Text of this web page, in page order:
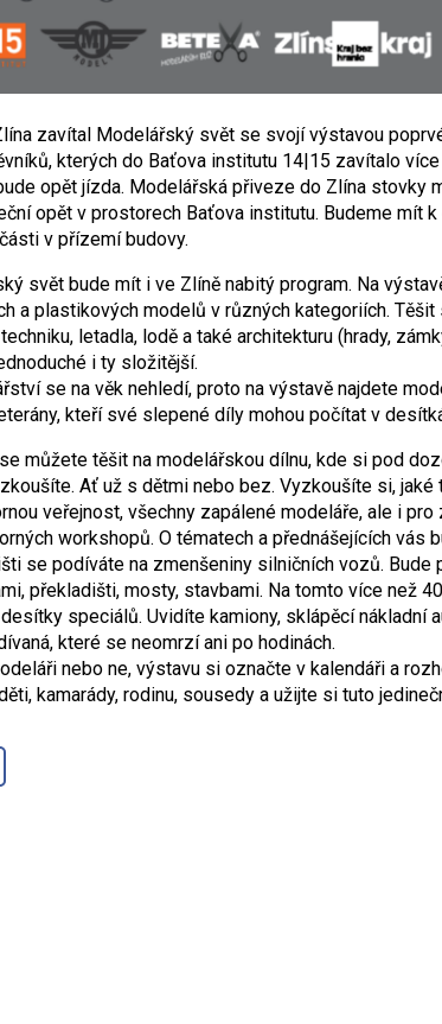
zavítal Modelářský svět se svojí výstavou
kterých do Baťova institutu 14|15 zavítalo
opět jízda. Modelářská přiveze do Zlína stovky
opět v prostorech Baťova institutu. Budeme mít
v přízemí budovy.
svět bude mít i ve Zlíně nabitý program. Na
a plastikových modelů v různých kategoriích.
letadla, lodě a také architekturu (hrady,
i ty složitější.
se na věk nehledí, proto na výstavě najdete
kteří své slepené díly mohou počítat v
můžete těšit na modelářskou dílnu, kde si pod
Ať už s dětmi nebo bez. Vyzkoušíte si, jaké
veřejnost, všechny zapálené modeláře, ale i pro
workshopů. O tématech a přednášejících vás
se podíváte na zmenšeniny silničních vozů.
překladišti, mosty, stavbami. Na tomto více než
speciálů. Uvidíte kamiony, sklápěcí nákladní
které se neomrzí ani po hodinách.
nebo ne, výstavu si označte v kalendáři a
kamarády, rodinu, sousedy a užijte si tuto